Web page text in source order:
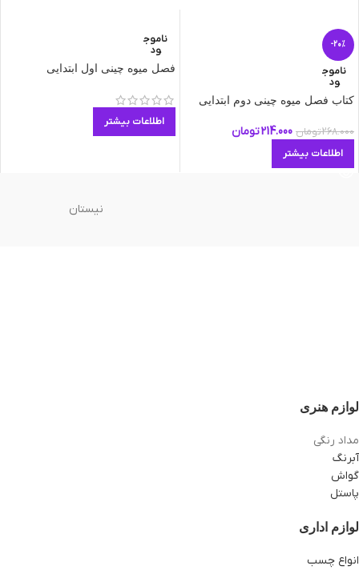
-20%
ناموج
ود
کتاب فصل میوه چینی دوم ابتدایی
268.000تومان 214.000تومان
اطلاعات بیشتر
ناموج
ود
فصل میوه چینی اول ابتدایی
اطلاعات بیشتر
نیستان
لوازم هنری
مداد رنگی
آبرنگ
گواش
پاستل
لوازم اداری
انواع چسب